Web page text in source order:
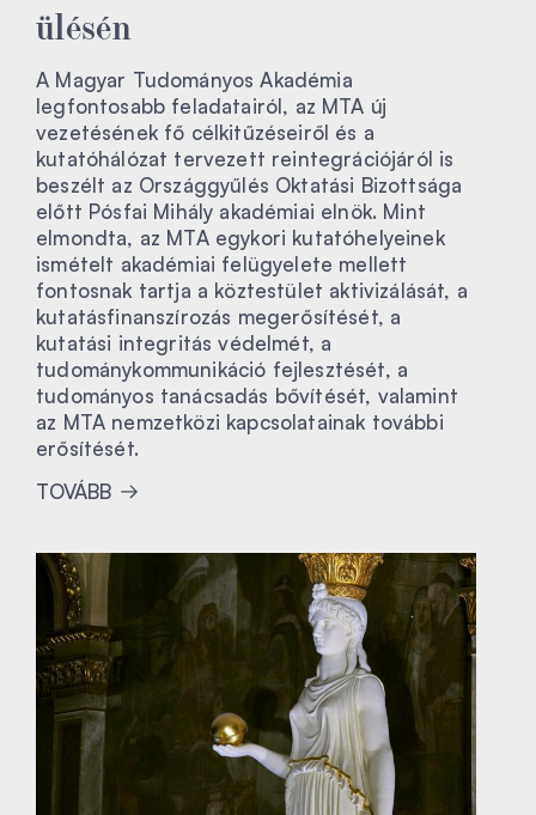
ülésén
A Magyar Tudományos Akadémia
legfontosabb feladatairól, az MTA új
vezetésének fő célkitűzéseiről és a
kutatóhálózat tervezett reintegrációjáról is
beszélt az Országgyűlés Oktatási Bizottsága
előtt Pósfai Mihály akadémiai elnök. Mint
elmondta, az MTA egykori kutatóhelyeinek
ismételt akadémiai felügyelete mellett
fontosnak tartja a köztestület aktivizálását, a
kutatásfinanszírozás megerősítését, a
kutatási integritás védelmét, a
tudománykommunikáció fejlesztését, a
tudományos tanácsadás bővítését, valamint
az MTA nemzetközi kapcsolatainak további
erősítését.
TOVÁBB